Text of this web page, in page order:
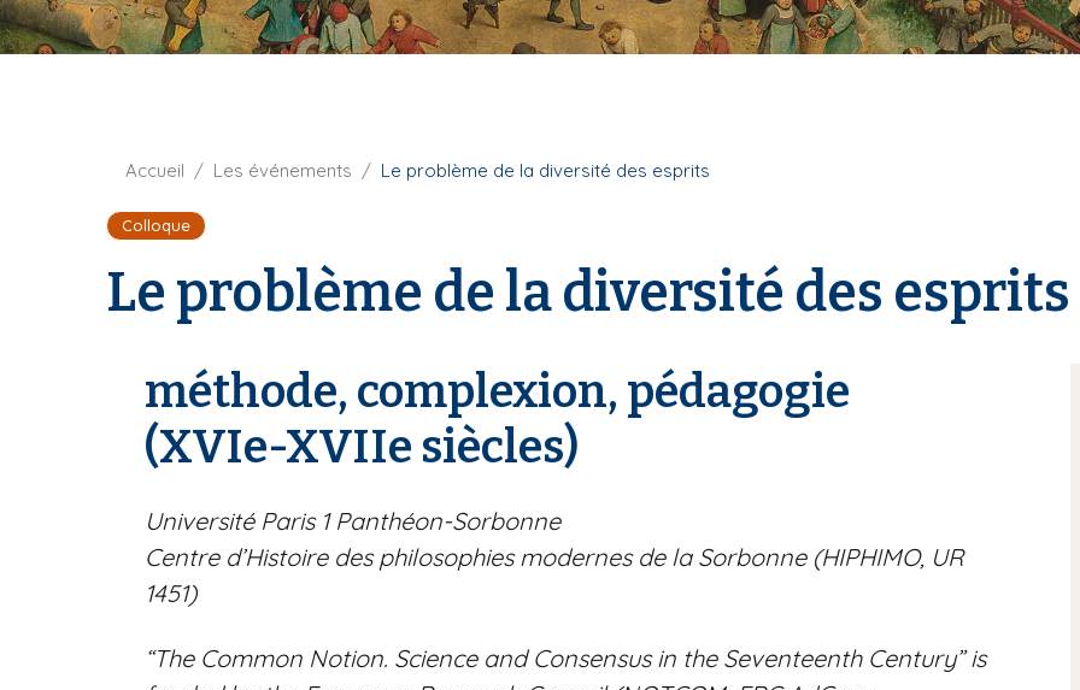
i
p
t
u
F
l
A
Accueil Les événements Le problème de la diversité des esprits
Colloque
Le problème de la diversité des esprits
méthode, complexion, pédagogie
(XVIe-XVIIe siècles)
Université Paris 1 Panthéon-Sorbonne
Centre d’Histoire des philosophies modernes de la Sorbonne (HIPHIMO, UR
1451)
“The Common Notion. Science and Consensus in the Seventeenth Century” is